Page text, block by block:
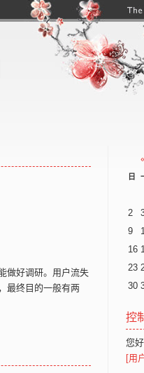
名,搜狗收录域名,搜狗pr域名,搜
做好调研。用户流失
最终目的一般有两
日
2
9
16
23
30
控
您
[用